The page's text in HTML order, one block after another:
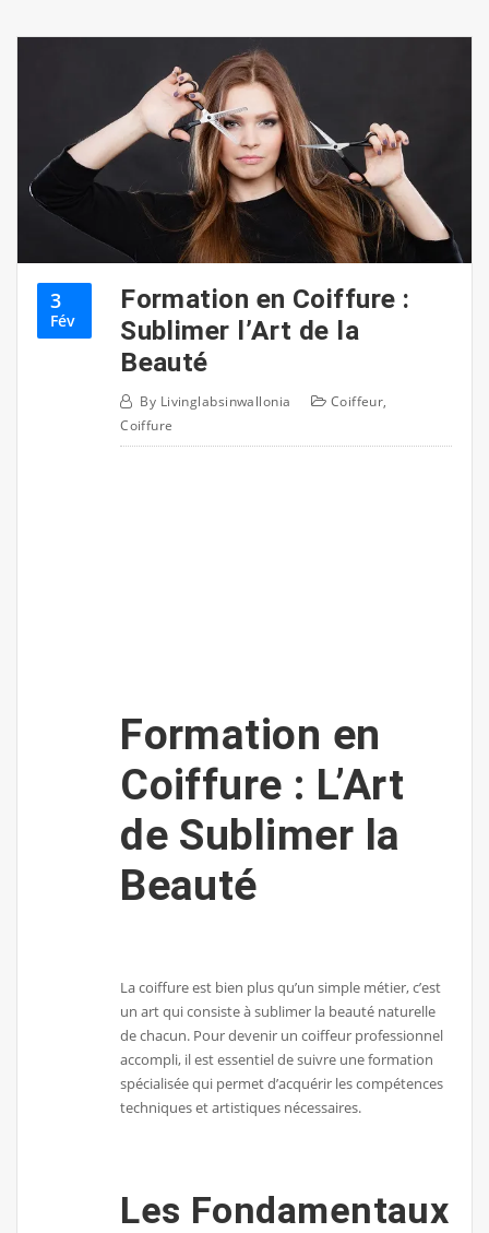
3
Fév
Formation en Coiffure :
Sublimer l’Art de la
Beauté
By Livinglabsinwallonia Coiffeur,
Coiffure
Formation en
Coiffure : L’Art
de Sublimer la
Beauté
La coiffure est bien plus qu’un simple métier, c’est
un art qui consiste à sublimer la beauté naturelle
de chacun. Pour devenir un coiffeur professionnel
accompli, il est essentiel de suivre une formation
spécialisée qui permet d’acquérir les compétences
techniques et artistiques nécessaires.
Les Fondamentaux